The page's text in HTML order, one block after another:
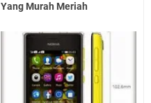
Yang Murah Meriah